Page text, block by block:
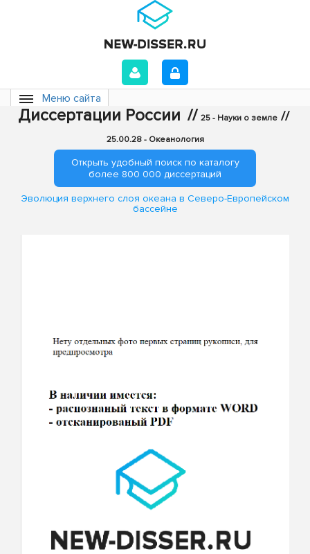
Меню сайта
Диссертации России // 25 - Науки о земле //
25.00.28 - Океанология
Открыть удобный поиск по каталогу
более 800 000 диссертаций
Эволюция верхнего слоя океана в Северо-Европейском
бассейне